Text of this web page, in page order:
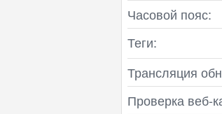
Часовой пояс:
Теги:
Трансляция
Проверка